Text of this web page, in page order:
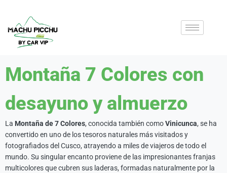
Montaña 7 Colores con
desayuno y almuerzo
La Montaña de 7 Colores, conocida también comoVinicunca, se ha
convertido en uno de los tesoros naturales más visitados y
fotografiados del Cusco, atrayendo a miles de viajeros de todo el
mundo. Su singular encanto proviene de las impresionantes franjas
multicolores que cubren sus laderas, formadas naturalmente por la